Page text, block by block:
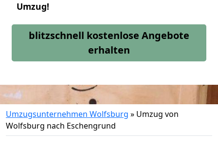
Umzug!
blitzschnell kostenlose Angebote
erhalten
Umzugsunternehmen Wolfsburg » Umzug von
Wolfsburg nach Eschengrund